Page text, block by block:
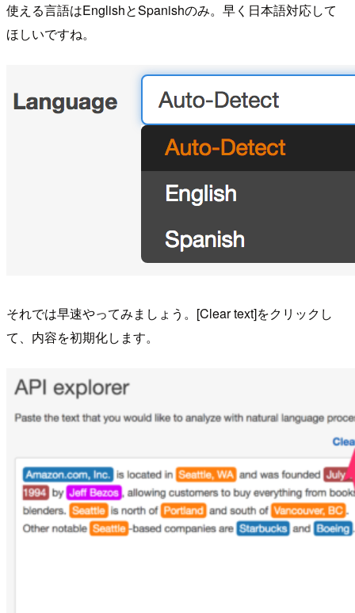
使える言語はEnglishとSpanishのみ。早く日本語対応して
ほしいですね。
それでは早速やってみましょう。[Clear text]をクリックし
て、内容を初期化します。